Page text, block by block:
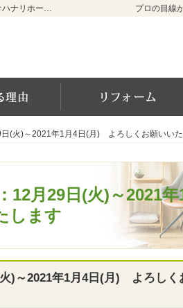
(火)～2021年1月4日(月) よろしくお願いい
12月29日(火)～2021年
します
プロの目線
リフォームをお考えなら神奈川県茅ケ崎市の工務店【オハナリホーム】へ！
)～2021年1月4日(月) よろしく
(火)～2021年1月4日(月) よろしくお願いい